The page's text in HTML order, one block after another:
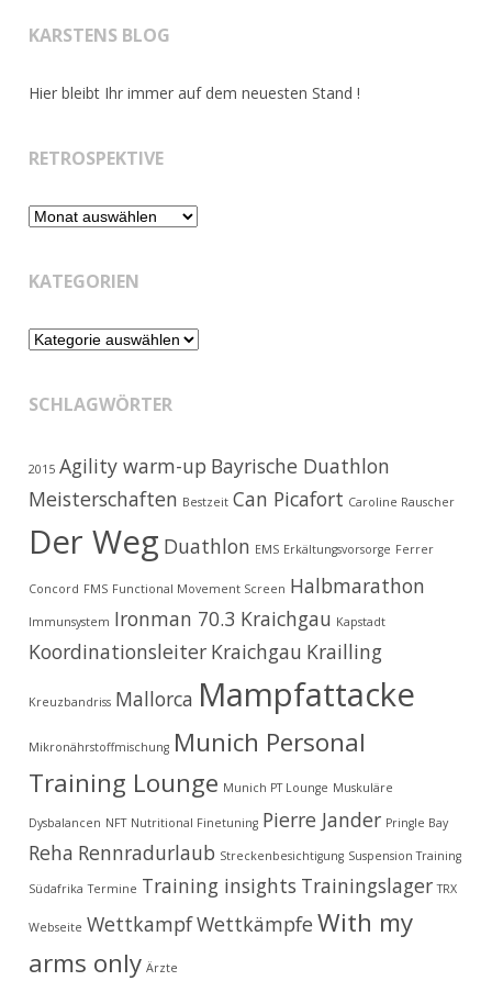
KARSTENS BLOG
Hier bleibt Ihr immer auf dem neuesten Stand !
RETROSPEKTIVE
Retrospektive
KATEGORIEN
Kategorien
SCHLAGWÖRTER
2015 Agility warm-up Bayrische Duathlon
Meisterschaften Bestzeit Can Picafort Caroline Rauscher
Der Weg Duathlon EMS Erkältungsvorsorge Ferrer
Concord FMS Functional Movement Screen Halbmarathon
Immunsystem Ironman 70.3 Kraichgau Kapstadt
Koordinationsleiter Kraichgau Krailling
Kreuzbandriss Mallorca Mampfattacke
Mikronährstoffmischung Munich Personal
Training Lounge Munich PT Lounge Muskuläre
Dysbalancen NFT Nutritional Finetuning Pierre Jander Pringle Bay
Reha Rennradurlaub Streckenbesichtigung Suspension Training
Südafrika Termine Training insights Trainingslager TRX
Webseite WettkampfWettkämpfeWith my
arms only Ärzte